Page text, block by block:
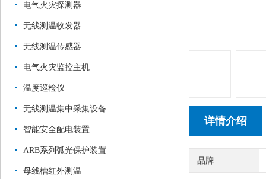
电气火灾探测器
无线测温收发器
无线测温传感器
电气火灾监控主机
温度巡检仪
无线测温集中采集设备
智能安全配电装置
ARB系列弧光保护装置
母线槽红外测温
详情介绍
品牌